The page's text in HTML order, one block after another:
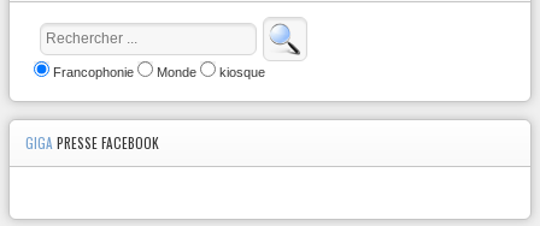
Francophonie Monde kiosque
GIGA PRESSE FACEBOOK